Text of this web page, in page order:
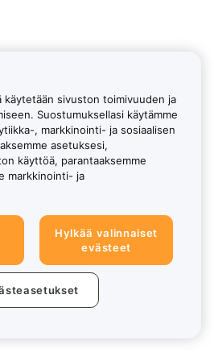
käytetään sivuston toimivuuden ja
Suostumuksellasi käytämme
, markkinointi- ja sosiaalisen
asetuksesi,
käyttöä, parantaaksemme
markkinointi- ja
Hylkää valinnaiset
evästeet